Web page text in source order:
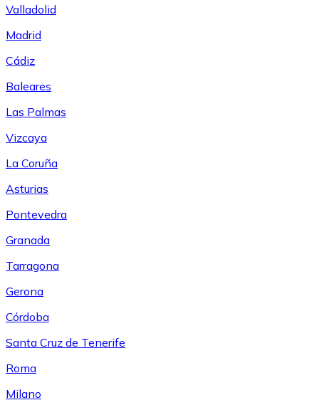
Valladolid
Madrid
Cádiz
Baleares
Las Palmas
Vizcaya
La Coruña
Asturias
Pontevedra
Granada
Tarragona
Gerona
Córdoba
Santa Cruz de Tenerife
Roma
Milano